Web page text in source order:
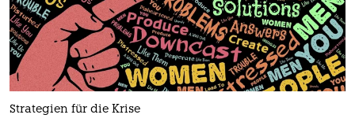
Strategien für die Krise